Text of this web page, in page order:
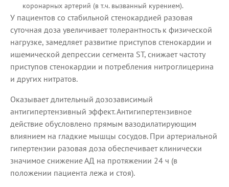
коронарных артерий (в т.ч. вызванный курением).
У пациентов со стабильной стенокардией разовая
суточная доза увеличивает толерантность к физической
нагрузке, замедляет развитие приступов стенокардии и
ишемической депрессии сегмента ST, снижает частоту
приступов стенокардии и потребления нитроглицерина
и других нитратов.
Оказывает длительный дозозависимый
антигипертензивный эффект. Антигипертензивное
действие обусловлено прямым вазодилатирующим
влиянием на гладкие мышцы сосудов. При артериальной
гипертензии разовая доза обеспечивает клинически
значимое снижение АД на протяжении 24 ч (в
положении пациента лежа и стоя).